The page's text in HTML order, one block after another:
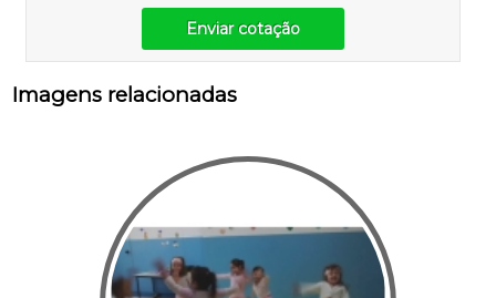
Enviar cotação
Imagens relacionadas